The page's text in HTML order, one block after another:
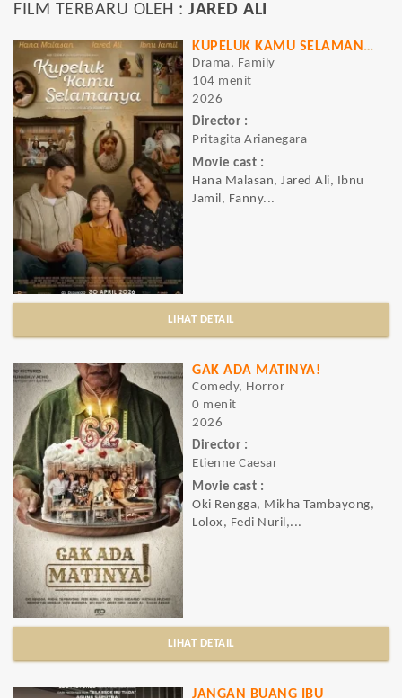
FILM TERBARU OLEH : JARED ALI
KUPELUK KAMU SELAMANYA
Drama, Family
104 menit
2026
Director :
Pritagita Arianegara
Movie cast :
Hana Malasan, Jared Ali, Ibnu
Jamil, Fanny...
LIHAT DETAIL
GAK ADA MATINYA!
Comedy, Horror
0 menit
2026
Director :
Etienne Caesar
Movie cast :
Oki Rengga, Mikha Tambayong,
Lolox, Fedi Nuril,...
LIHAT DETAIL
JANGAN BUANG IBU